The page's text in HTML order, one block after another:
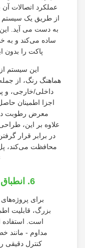
عملکرد اتصالات آن
از طریق یک سیستم قفل
به دست می آید. این
ساده می‌کند و به خدمه
پاکت را بدون
این سیستم از
داخلی/خارجی، و
اجزا اطمینان حاصل می
معرض رطوبت در
علاوه بر این، طراحی
در برابر قرار گرفتن
محافظت می‌کند، پل‌های
برای پروژه‌های
بزرگ، قابلیت
است. استفاده از
کنترل دقیقی را بر